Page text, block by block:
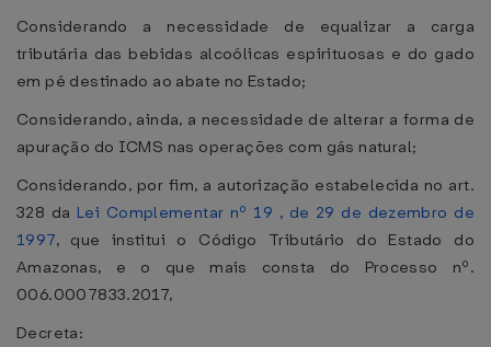
Considerando a necessidade de equalizar a carga
tributária das bebidas alcoólicas espirituosas e do gado
em pé destinado ao abate no Estado;
Considerando, ainda, a necessidade de alterar a forma de
apuração do ICMS nas operações com gás natural;
Considerando, por fim, a autorização estabelecida no art.
328 da Lei Complementar nº 19 , de 29 de dezembro de
1997, que institui o Código Tributário do Estado do
Amazonas, e o que mais consta do Processo nº.
006.0007833.2017,
Decreta: